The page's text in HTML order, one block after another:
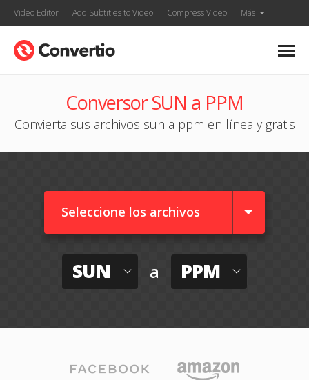
Video Editor Add Subtitles to Video Compress Video Más
Conversor SUN a PPM
Convierta sus archivos sun a ppm en línea y gratis
Seleccione los archivos
SUN a PPM